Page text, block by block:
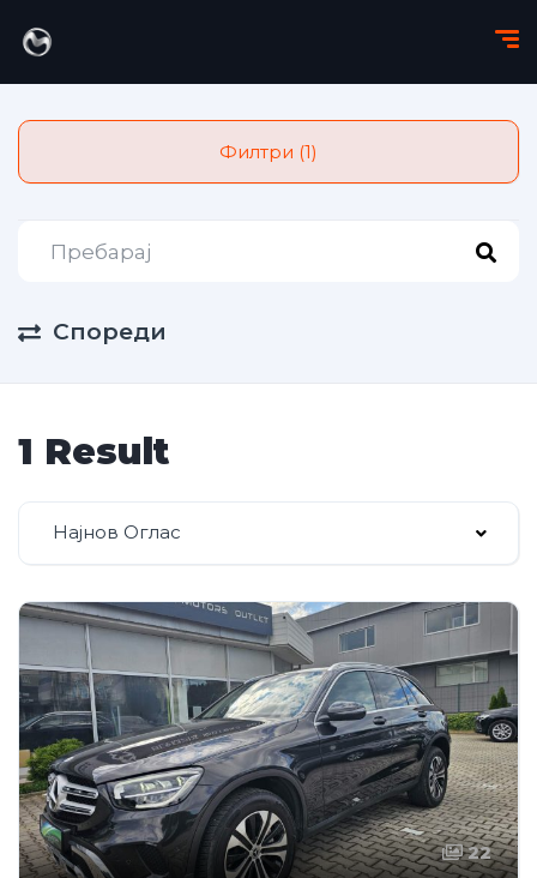
Филтри (1)
Спореди
1 Result
Најнов Оглас
22